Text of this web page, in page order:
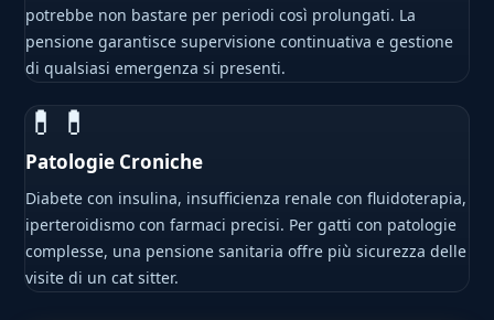
potrebbe non bastare per periodi così prolungati. La
pensione garantisce supervisione continuativa e gestione
di qualsiasi emergenza si presenti.
💊💊
Patologie Croniche
Diabete con insulina, insufficienza renale con fluidoterapia,
iperteroidismo con farmaci precisi. Per gatti con patologie
complesse, una pensione sanitaria offre più sicurezza delle
visite di un cat sitter.